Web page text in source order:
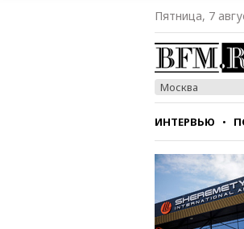
Пятница, 7
Москва
ИНТЕРВЬЮ
СТИЛЬ